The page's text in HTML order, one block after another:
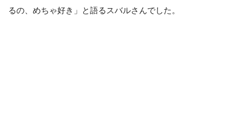
るの、めちゃ好き」と語るスバルさんでした。